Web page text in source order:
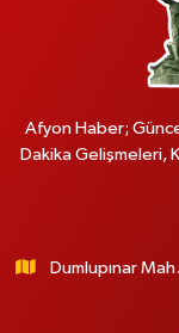
Afyon Haber;
Dakika Gelişmeleri,
Dumlupınar